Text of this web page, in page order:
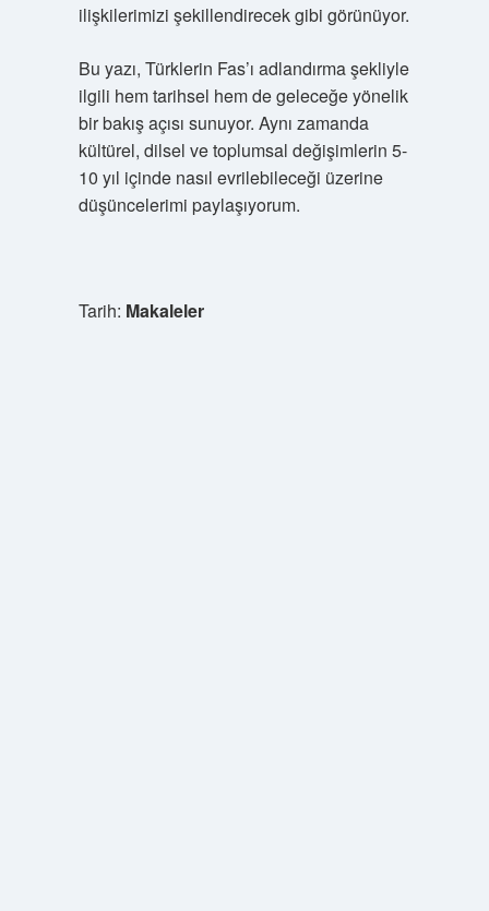
ilişkilerimizi şekillendirecek gibi görünüyor.
Bu yazı, Türklerin Fas’ı adlandırma şekliyle
ilgili hem tarihsel hem de geleceğe yönelik
bir bakış açısı sunuyor. Aynı zamanda
kültürel, dilsel ve toplumsal değişimlerin 5-
10 yıl içinde nasıl evrilebileceği üzerine
düşüncelerimi paylaşıyorum.
Tarih: Makaleler